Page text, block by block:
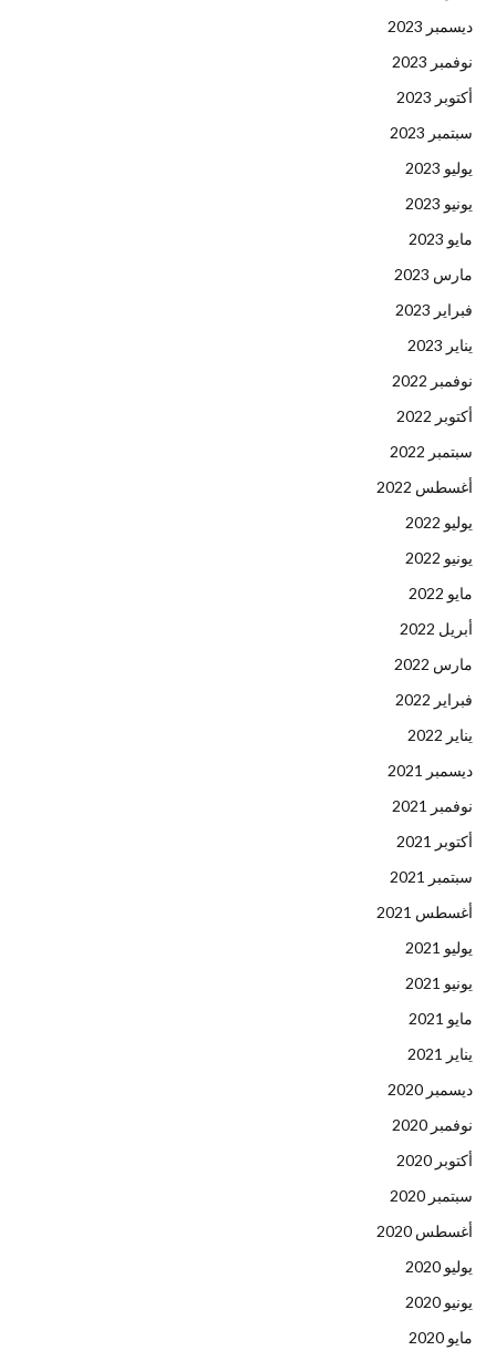
ديسمبر 2023
نوفمبر 2023
أكتوبر 2023
سبتمبر 2023
يوليو 2023
يونيو 2023
مايو 2023
مارس 2023
فبراير 2023
يناير 2023
نوفمبر 2022
أكتوبر 2022
سبتمبر 2022
أغسطس 2022
يوليو 2022
يونيو 2022
مايو 2022
أبريل 2022
مارس 2022
فبراير 2022
يناير 2022
ديسمبر 2021
نوفمبر 2021
أكتوبر 2021
سبتمبر 2021
أغسطس 2021
يوليو 2021
يونيو 2021
مايو 2021
يناير 2021
ديسمبر 2020
نوفمبر 2020
أكتوبر 2020
سبتمبر 2020
أغسطس 2020
يوليو 2020
يونيو 2020
مايو 2020